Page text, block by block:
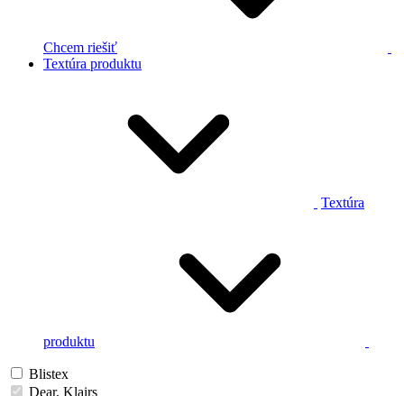
Chcem riešiť
Textúra produktu
Textúra
produktu
Blistex
Dear, Klairs